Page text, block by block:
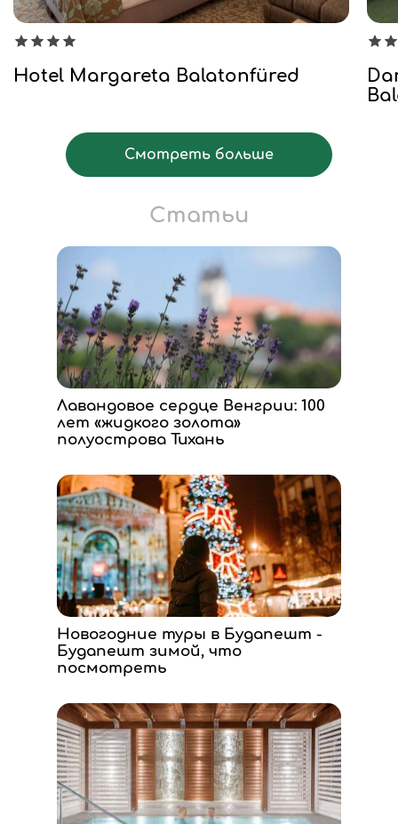
Hotel Margareta Balatonfüred
Смотреть больше
Статьи
Лавандовое сердце Венгрии: 100
лет «жидкого золота»
полуострова Тихань
Новогодние туры в Будапешт -
Будапешт зимой, что
посмотреть